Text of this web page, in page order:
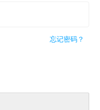
忘记密码？